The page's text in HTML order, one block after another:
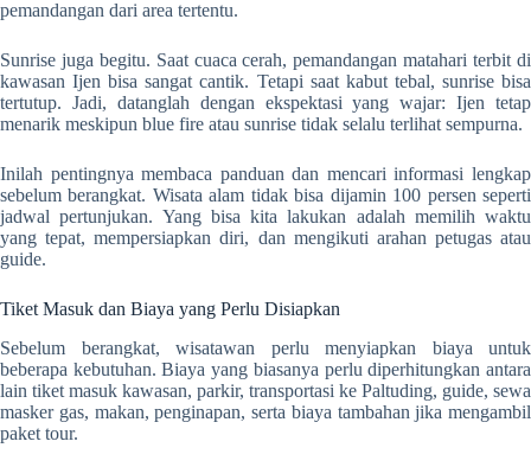
pemandangan dari area tertentu.
Sunrise juga begitu. Saat cuaca cerah, pemandangan matahari terbit di
kawasan Ijen bisa sangat cantik. Tetapi saat kabut tebal, sunrise bisa
tertutup. Jadi, datanglah dengan ekspektasi yang wajar: Ijen tetap
menarik meskipun blue fire atau sunrise tidak selalu terlihat sempurna.
Inilah pentingnya membaca panduan dan mencari informasi lengkap
sebelum berangkat. Wisata alam tidak bisa dijamin 100 persen seperti
jadwal pertunjukan. Yang bisa kita lakukan adalah memilih waktu
yang tepat, mempersiapkan diri, dan mengikuti arahan petugas atau
guide.
Tiket Masuk dan Biaya yang Perlu Disiapkan
Sebelum berangkat, wisatawan perlu menyiapkan biaya untuk
beberapa kebutuhan. Biaya yang biasanya perlu diperhitungkan antara
lain tiket masuk kawasan, parkir, transportasi ke Paltuding, guide, sewa
masker gas, makan, penginapan, serta biaya tambahan jika mengambil
paket tour.